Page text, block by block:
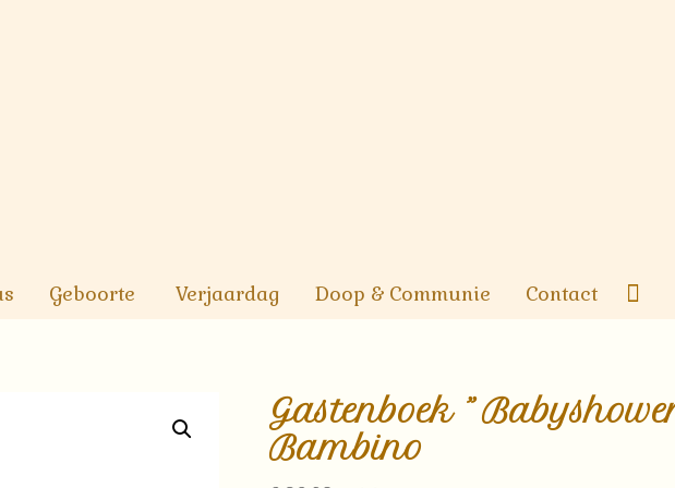
Geboorte Verjaardag Doop & Communie Contact
Gastenboek ” Babyshower
Bambino